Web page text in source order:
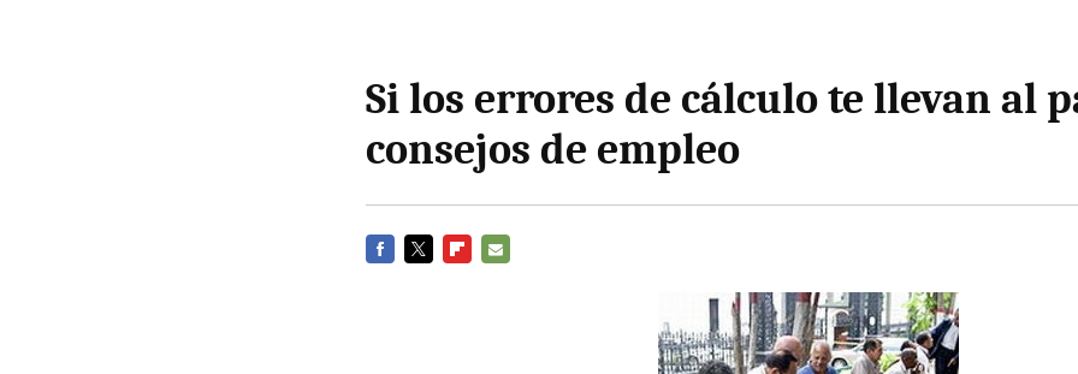
Si los errores de cálculo te llevan al
consejos de empleo